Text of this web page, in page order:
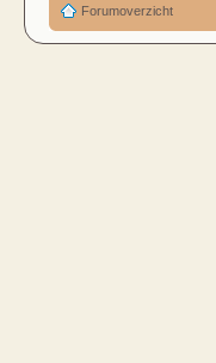
Forumoverzicht